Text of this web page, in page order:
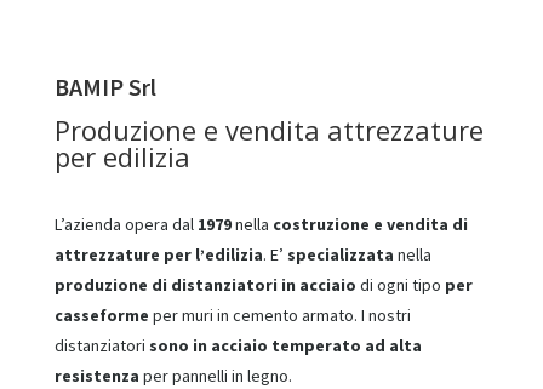
BAMIP Srl
Produzione e vendita attrezzature
per edilizia
L’azienda opera dal 1979nella costruzione e vendita di
attrezzature per l’edilizia. E’ specializzata nella
produzione di distanziatori in acciaio di ogni tipo per
casseforme per muri in cemento armato. I nostri
distanziatori sono in acciaio temperato ad alta
resistenza per pannelli in legno.